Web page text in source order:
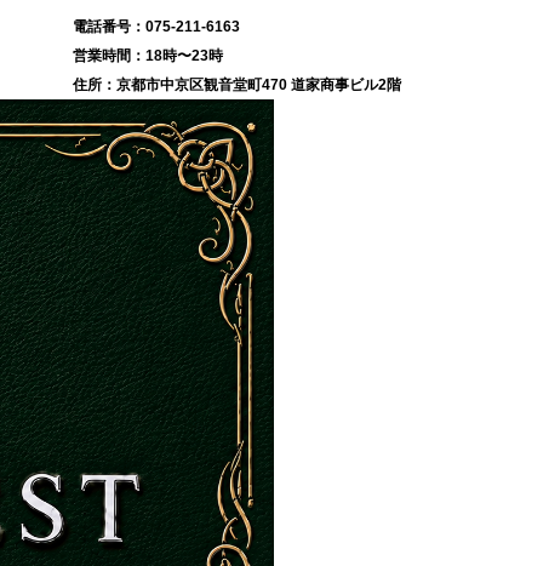
075-211-6163
18時〜23時
京都市中京区観音堂町470 道家商事ビル2階